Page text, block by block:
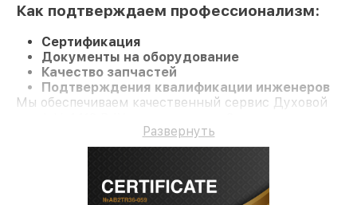
Как подтверждаем профессионализм:
Сертификация
Документы на оборудование
Качество запчастей
Подтверждения квалификации инженеров
Мы обеспечиваем качественный сервис Духовой
Развернуть